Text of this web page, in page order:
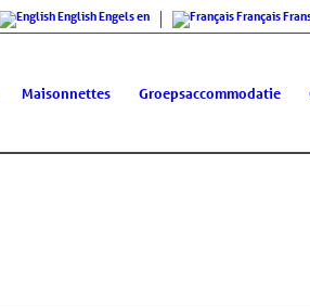
EnglishEngelsen Français
Maisonnettes Groepsaccommodatie